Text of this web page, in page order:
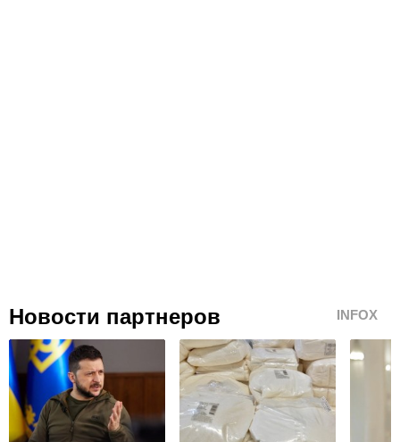
Новости партнеров INFOX